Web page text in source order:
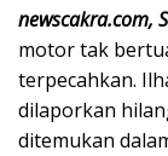
newscakra.com,
motor tak
terpecahkan.
dilaporkan
ditemukan